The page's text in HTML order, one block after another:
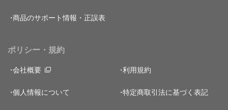
商品のサポート情報・正誤表
ポリシー・規約
会社概要 利用規約
個人情報について 特定商取引法に基づく表記